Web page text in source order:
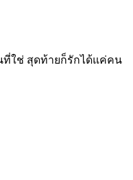
ที่ใช่ สุดท้ายก็รักได้แค่คน